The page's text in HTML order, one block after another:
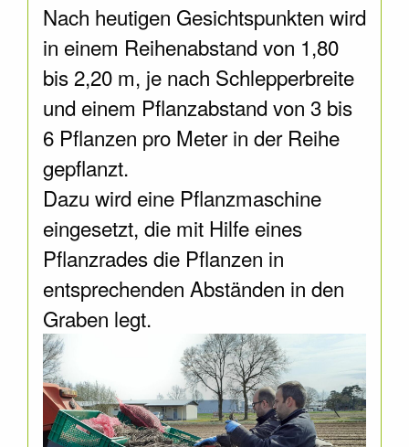
Nach heutigen Gesichtspunkten wird
in einem Reihenabstand von 1,80
bis 2,20 m, je nach Schlepperbreite
und einem Pflanzabstand von 3 bis
6 Pflanzen pro Meter in der Reihe
gepflanzt.
Dazu wird eine Pflanzmaschine
eingesetzt, die mit Hilfe eines
Pflanzrades die Pflanzen in
entsprechenden Abständen in den
Graben legt.